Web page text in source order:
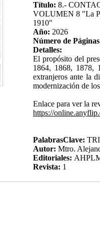
Título: 8.-
VOLUMEN 8 "La
1910"
Año: 2026
Número de
Detalles:
El propósito del
1864, 1868, 1878,
extranjeros ante la
modernización de
Enlace para ver la
https://
PalabrasClave:
Autor: Mtro.
Editoriales:
Revista: 1